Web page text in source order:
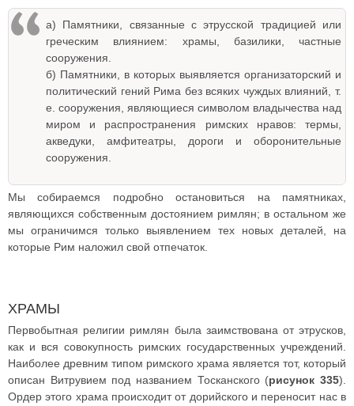
а) Памятники, связанные с этрусской традицией или
греческим влиянием: храмы, базилики, частные
сооружения.
б) Памятники, в которых выявляется организаторский и
политический гений Рима без всяких чуждых влияний, т.
е. сооружения, являющиеся символом владычества над
миром и распространения римских нравов: термы,
акведуки, амфитеатры, дороги и оборонительные
сооружения.
Мы собираемся подробно остановиться на памятниках,
являющихся собственным достоянием римлян; в остальном же
мы ограничимся только выявлением тех новых деталей, на
которые Рим наложил свой отпечаток.
ХРАМЫ
Первобытная религии римлян была заимствована от этрусков,
как и вся совокупность римских государственных учреждений.
Наиболее древним типом римского храма является тот, который
описан Витрувием под названием Тосканского (рисунок 335).
Ордер этого храма происходит от дорийского и переносит нас в